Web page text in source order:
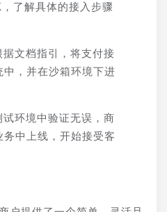
了解具体的接入步骤
文档指引，将支付接
中，并在沙箱环境下进
环境中验证无误，商
务中上线，开始接受客